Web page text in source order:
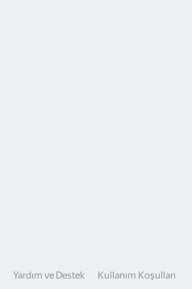
Yardım ve Destek Kullanım Koşulları